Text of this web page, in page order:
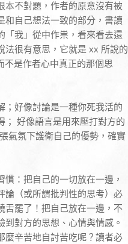
本不對題，作者的原意沒有被
和自己想法一致的部分，書讀
「我」從中作祟，看來看去還
法很有意思，它就是 xx 所說的
是作者心中真正的那個思
；好像討論是一種你死我活的
； 好像語言是用來壓打對方的
氣氛下護衛自己的優勢，確實
：把自己的一切放在一邊，
論（或所謂批判性的思考）必
舌罷了！把自己放在一邊，不
對方的思想、心情與情感。
麼辛苦地自討苦吃呢？讀者必